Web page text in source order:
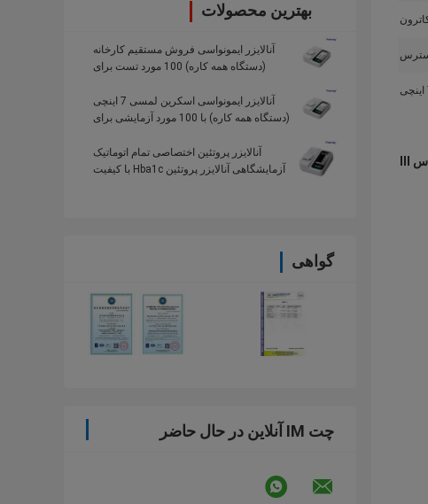
بهترین محصولات
آنالایزر ایمونواسی فروش مستقیم کارخانه
(دستگاه همه کاره) 100 مورد تست برای
آنالایزر ایمونواسی اسکرین لمسی 7 اینچی
(دستگاه همه کاره) با 100 مورد آزمایشی برای
آنالایزر پروتئین اختصاصی تمام اتوماتیک
آزمایشگاهی آنالایزر پروتئین Hba1c با کیفیت
گواهی
چت IM آنلاین در حال حاضر